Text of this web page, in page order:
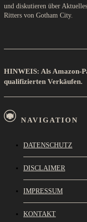
und diskutieren über
Ritters von Gotham City.
HINWEIS: Als Amazon-
qualifizierten Verkäufen.
NAVIGATION
DATENSCHUTZ
DISCLAIMER
IMPRESSUM
KONTAKT